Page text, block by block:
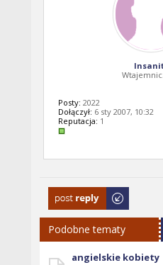
Posty: 2022
Dołączył: 6 sty 2007, 10:32
Reputacja: 1
Odpowiedz
Podobne tematy
angielskie kobiety